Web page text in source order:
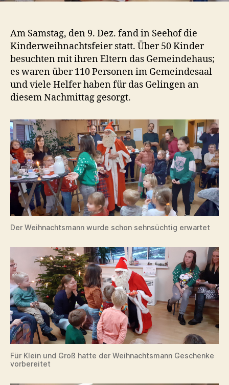
Am Samstag, den 9. Dez. fand in Seehof die
Kinderweihnachtsfeier statt. Über 50 Kinder
besuchten mit ihren Eltern das Gemeindehaus;
es waren über 110 Personen im Gemeindesaal
und viele Helfer haben für das Gelingen an
diesem Nachmittag gesorgt.
Der Weihnachtsmann wurde schon sehnsüchtig erwartet
Für Klein und Groß hatte der Weihnachtsmann Geschenke
vorbereitet